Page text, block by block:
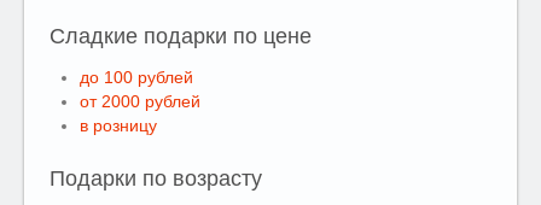
Сладкие подарки по цене
до 100 рублей
от 2000 рублей
в розницу
Подарки по возрасту